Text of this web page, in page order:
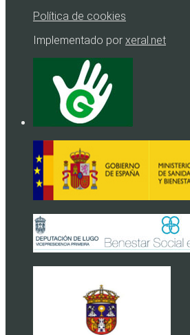
Política de cookies
Implementado por xeral.net